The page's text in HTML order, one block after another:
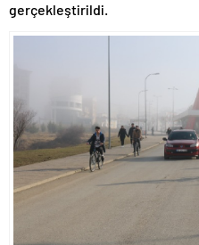
gerçekleştirildi.